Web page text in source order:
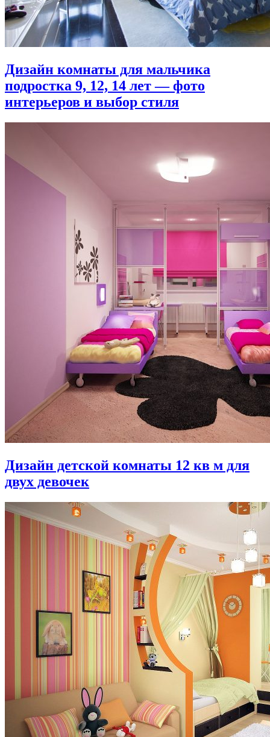
Дизайн комнаты для мальчика
подростка 9, 12, 14 лет — фото
интерьеров и выбор стиля
Дизайн детской комнаты 12 кв м для
двух девочек